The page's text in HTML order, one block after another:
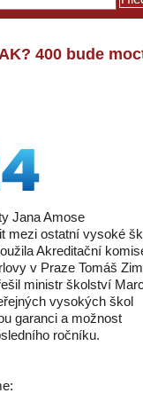
400 bude
Jana Amose
mezi ostatní vysoké
Akreditační
v Praze Tomáš
ministr školství
vysokých škol
garanci a možnost
ročníku.